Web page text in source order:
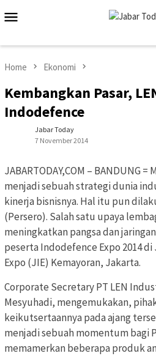
to
Home Ekonomi
Kembangkan Pasar,
Indodefence
Jabar Today
7 November 2014
JABARTODAY,COM – BANDUNG
menjadi sebuah strategi dunia
kinerja bisnisnya. Hal itu pun
(Persero). Salah satu upaya
meningkatkan pangsa dan
peserta Indodefence Expo 2014
Expo (JIE) Kemayoran, Jakarta.
Corporate Secretary PT LEN
Mesyuhadi, mengemukakan,
keikutsertaannya pada ajang
menjadi sebuah momentum bagi
memamerkan beberapa produk